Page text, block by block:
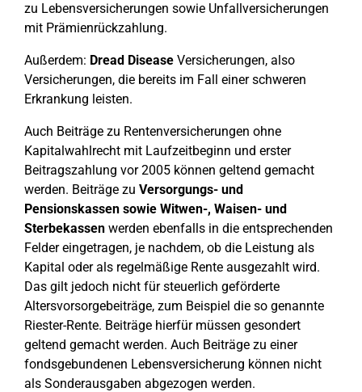
zu Lebensversicherungen sowie Unfallversicherungen
mit Prämienrückzahlung.
Außerdem: Dread Disease Versicherungen, also
Versicherungen, die bereits im Fall einer schweren
Erkrankung leisten.
Auch Beiträge zu Rentenversicherungen ohne
Kapitalwahlrecht mit Laufzeitbeginn und erster
Beitragszahlung vor 2005 können geltend gemacht
werden. Beiträge zu Versorgungs- und
Pensionskassen sowie Witwen-, Waisen- und
Sterbekassen werden ebenfalls in die entsprechenden
Felder eingetragen, je nachdem, ob die Leistung als
Kapital oder als regelmäßige Rente ausgezahlt wird.
Das gilt jedoch nicht für steuerlich geförderte
Altersvorsorgebeiträge, zum Beispiel die so genannte
Riester-Rente. Beiträge hierfür müssen gesondert
geltend gemacht werden. Auch Beiträge zu einer
fondsgebundenen Lebensversicherung können nicht
als Sonderausgaben abgezogen werden.